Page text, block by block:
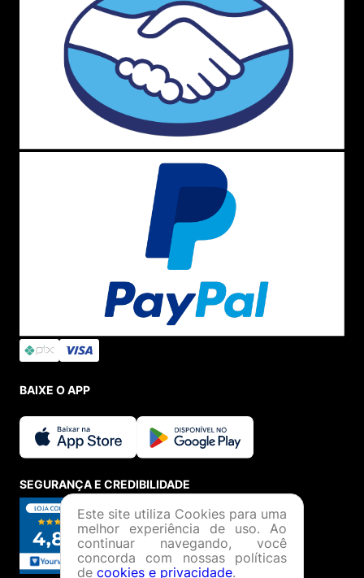
BAIXE O APP
SEGURANÇA E CREDIBILIDADE
Este site utiliza Cookies para uma
melhor experiência de uso. Ao
continuar navegando, você
concorda com nossas políticas
de cookies e privacidade.